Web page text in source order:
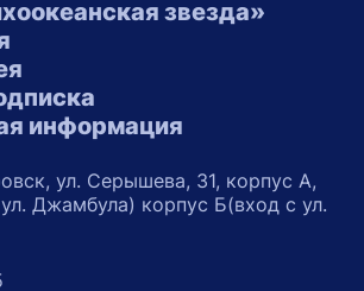
звезда»
информация
ул. Серышева, 31, корпус А,
Джамбула) корпус Б(вход с ул.